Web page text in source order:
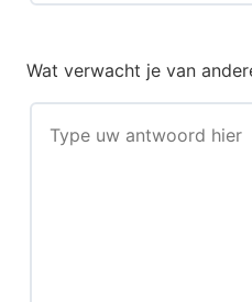
Wat verwacht je van